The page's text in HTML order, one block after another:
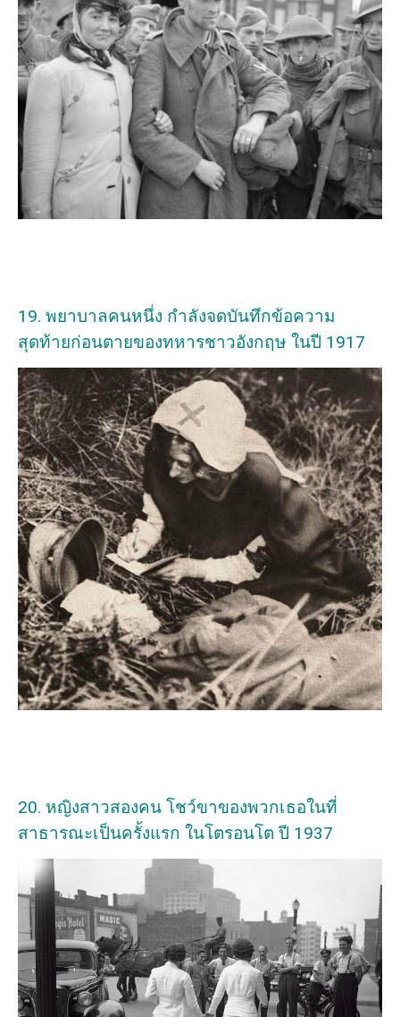
19. พยาบาลคนหนึ่ง กำลังจดบันทึกข้อความ
สุดท้ายก่อนตายของทหารชาวอังกฤษ ในปี 1917
20. หญิงสาวสองคน โชว์ขาของพวกเธอในที่
สาธารณะเป็นครั้งแรก ในโตรอนโต ปี 1937